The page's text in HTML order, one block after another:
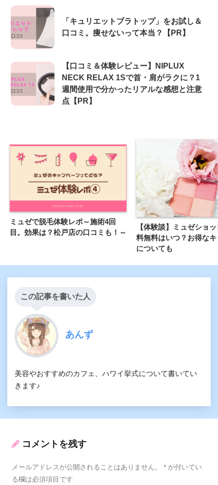
「キュリエットブラトップ」をお試し＆
口コミ。痩せないって本当？【PR】
【口コミ＆体験レビュー】NIPLUX
NECK RELAX 1Sで首・肩がラクに？1
週間使用で分かったリアルな感想と注意
点【PR】
ミュゼで脱毛体験レポ～施術4回
目。効果は？松戸店の口コミも！～
【体験談】ミュゼショ
料無料はいつ？お得な
についても
この記事を書いた人
あんず
美容やおすすめのカフェ、ハワイ挙式について書いてい
きます♪
コメントを残す
メールアドレスが公開されることはありません。 * が付いてい
る欄は必須項目です